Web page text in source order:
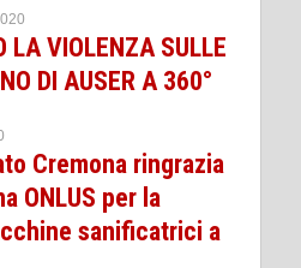
LA VIOLENZA SULLE
DI AUSER A 360°
Cremona ringrazia
ONLUS per la
sanificatrici a